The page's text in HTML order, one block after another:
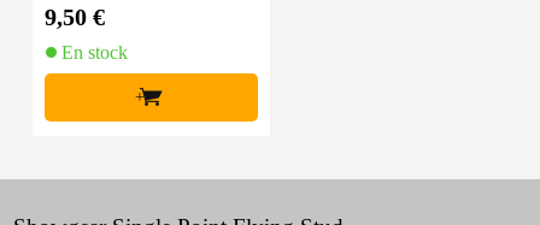
9,50 €
En stock
+